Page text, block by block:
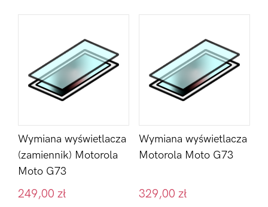
Wymiana wyświetlacza
(zamiennik) Motorola
Moto G73
249,00 zł
Wymiana wyświetlacza
Motorola Moto G73
329,00 zł